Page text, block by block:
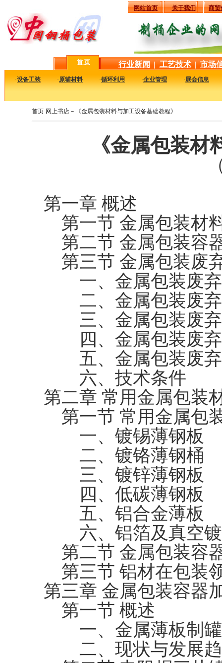
网站首页 关于我们 商贸
首 页 行业新闻 | 工艺技术 | 市场
·设备工装 ·原辅材料 ·循环利用 ·企业管理 ·展会信息
首页-网上书店 －《金属包装材料与加工设备基础教程》
《金属包装
第一章 概述
第一节 金属包装材
第二节 金属包装容
第三节 金属包装废
一、金属包装废弃
二、金属包装废弃
三、金属包装废弃
四、金属包装废弃
五、金属包装废弃
六、技术条件
第二章 常用金属包装
第一节 常用金属包
一、镀锡薄钢板
二、镀铬薄钢桶
三、镀锌薄钢板
四、低碳薄钢板
五、铝合金薄板
六、铝箔及真空镀
第二节 金属包装容
第三节 铝材在包装
第三章 金属包装容器
第一节 概述
一、金属薄板制罐
二、现状与发展